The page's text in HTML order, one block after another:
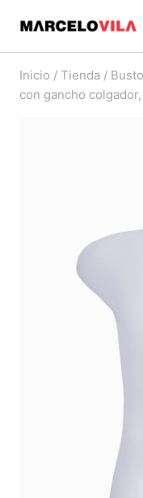
contenido
Inicio / Tienda /
con gancho